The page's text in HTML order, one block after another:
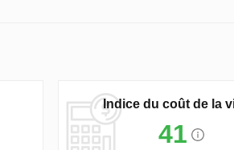
Indice du coût de la
41